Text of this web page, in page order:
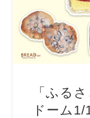
「ふる
ドーム